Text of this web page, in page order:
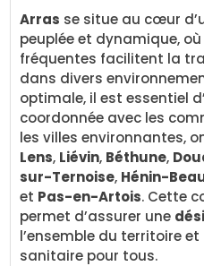
Arras se situe au cœur
peuplée et dynamique,
fréquentes facilitent la
dans divers
optimale, il est essentiel
coordonnée avec les
les villes environnantes,
Lens, Liévin, Béthune,
sur-Ternoise, Hénin-
et Pas-en-Artois. Cette
permet d’assurer une
l’ensemble du territoire
sanitaire pour tous.